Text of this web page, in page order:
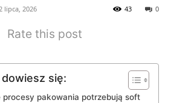
lipca, 2026 0
43
Rate this post
się:
procesy pakowania potrzebują soft